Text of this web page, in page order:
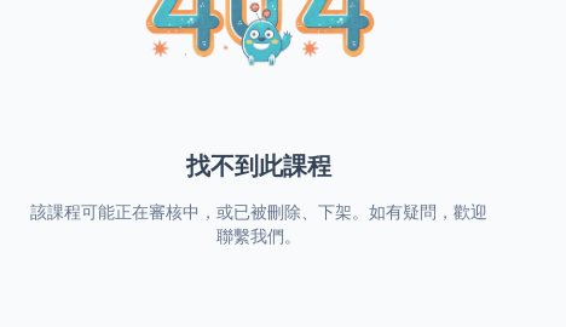
找不到此課程
該課程可能正在審核中，或已被刪除、下架。如有疑問，歡迎
聯繫我們。